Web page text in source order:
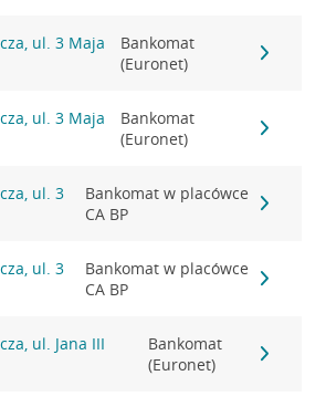
ul. 3 Maja
Bankomat
(Euronet)
ul. 3 Maja
Bankomat
(Euronet)
ul. 3
Bankomat w placówce
CA BP
ul. 3
Bankomat w placówce
CA BP
ul. Jana III
Bankomat
(Euronet)